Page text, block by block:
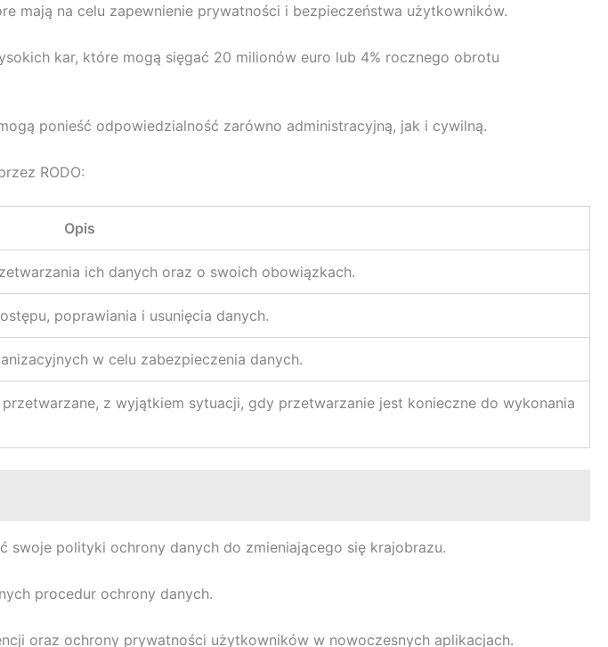
mają na celu zapewnienie prywatności i bezpieczeństwa użytkowników.
kar, które mogą sięgać 20 milionów euro lub 4% rocznego obrotu
ponieść odpowiedzialność zarówno administracyjną, jak i cywilną.
RODO:
Opis
ich danych oraz o swoich obowiązkach.
poprawiania i usunięcia danych.
w celu zabezpieczenia danych.
z wyjątkiem sytuacji, gdy przetwarzanie jest konieczne do wykonania
polityki ochrony danych do zmieniającego się krajobrazu.
procedur ochrony danych.
oraz ochrony prywatności użytkowników w nowoczesnych aplikacjach.